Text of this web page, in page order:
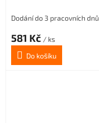
M5x0,5 /0300/
Dodání do 3 pracovních dnů
581 Kč / ks
Do košíku